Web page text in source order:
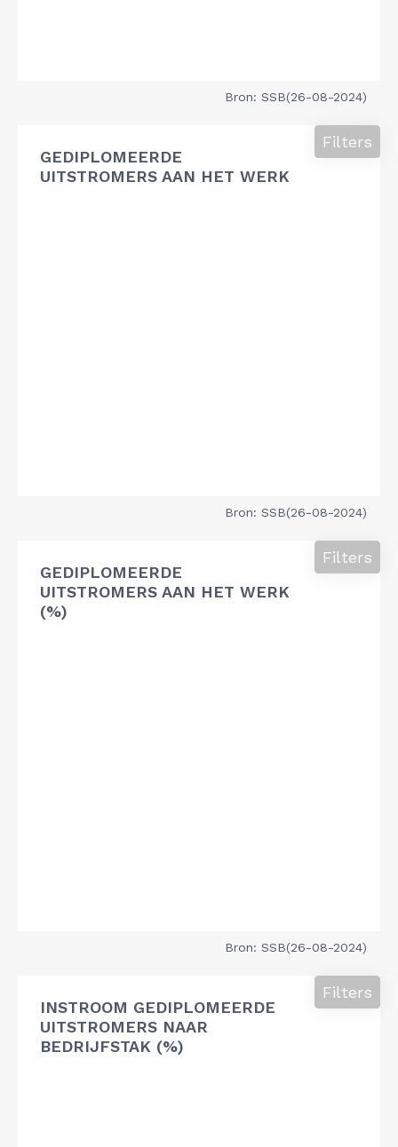
Bron: SSB(26-08-2024)
GEDIPLOMEERDE
UITSTROMERS AAN HET WERK
Filters
Bron: SSB(26-08-2024)
GEDIPLOMEERDE
UITSTROMERS AAN HET WERK
(%)
Filters
Bron: SSB(26-08-2024)
INSTROOM GEDIPLOMEERDE
UITSTROMERS NAAR
BEDRIJFSTAK (%)
Filters